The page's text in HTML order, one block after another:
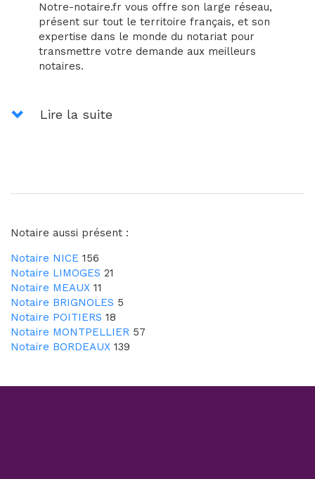
Notre-notaire.fr vous offre son large réseau,
présent sur tout le territoire français, et son
expertise dans le monde du notariat pour
transmettre votre demande aux meilleurs
notaires.
Lire la suite
Notaire aussi présent :
Notaire NICE 156
Notaire LIMOGES 21
Notaire MEAUX 11
Notaire BRIGNOLES 5
Notaire POITIERS 18
Notaire MONTPELLIER 57
Notaire BORDEAUX 139